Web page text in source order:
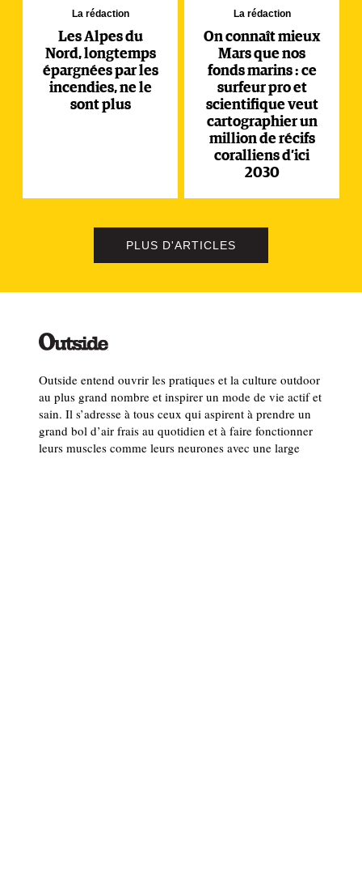
La rédaction
Les Alpes du
Nord, longtemps
épargnées par les
incendies, ne le
sont plus
La rédaction
On connaît mieux
Mars que nos
fonds marins : ce
surfeur pro et
scientifique veut
cartographier un
million de récifs
coralliens d’ici
2030
PLUS D'ARTICLES
Outside entend ouvrir les pratiques et la culture outdoor
au plus grand nombre et inspirer un mode de vie actif et
sain. Il s’adresse à tous ceux qui aspirent à prendre un
grand bol d’air frais au quotidien et à faire fonctionner
leurs muscles comme leurs neurones avec une large